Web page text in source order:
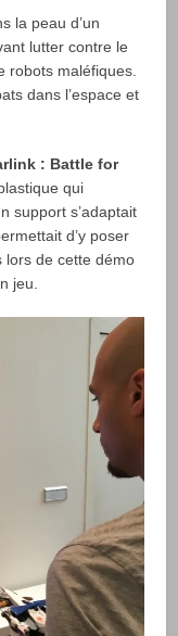
la peau d’un
lutter contre le
robots maléfiques.
dans l’espace et
: Battle for
qui
support s’adaptait
d’y poser
lors de cette démo
jeu.